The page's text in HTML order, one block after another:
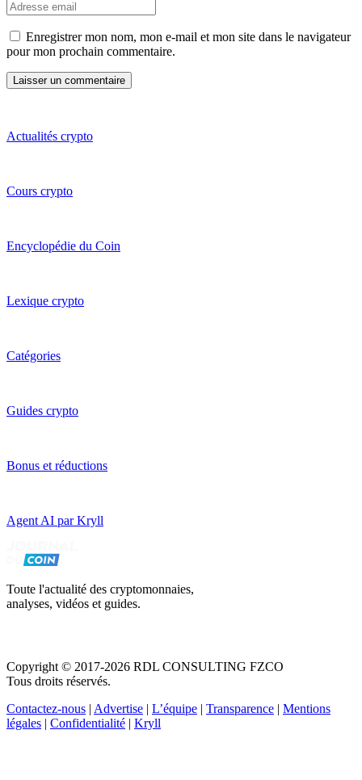
Enregistrer mon nom, mon e-mail et mon site dans le navigateur
pour mon prochain commentaire.
Actualités crypto
Cours crypto
Encyclopédie du Coin
Lexique crypto
Catégories
Guides crypto
Bonus et réductions
Agent AI par Kryll
Toute l'actualité des cryptomonnaies,
analyses, vidéos et guides.
Copyright © 2017-2026 RDL CONSULTING FZCO
Tous droits réservés.
Contactez-nous | Advertise | L’équipe | Transparence | Mentions
légales | Confidentialité | Kryll